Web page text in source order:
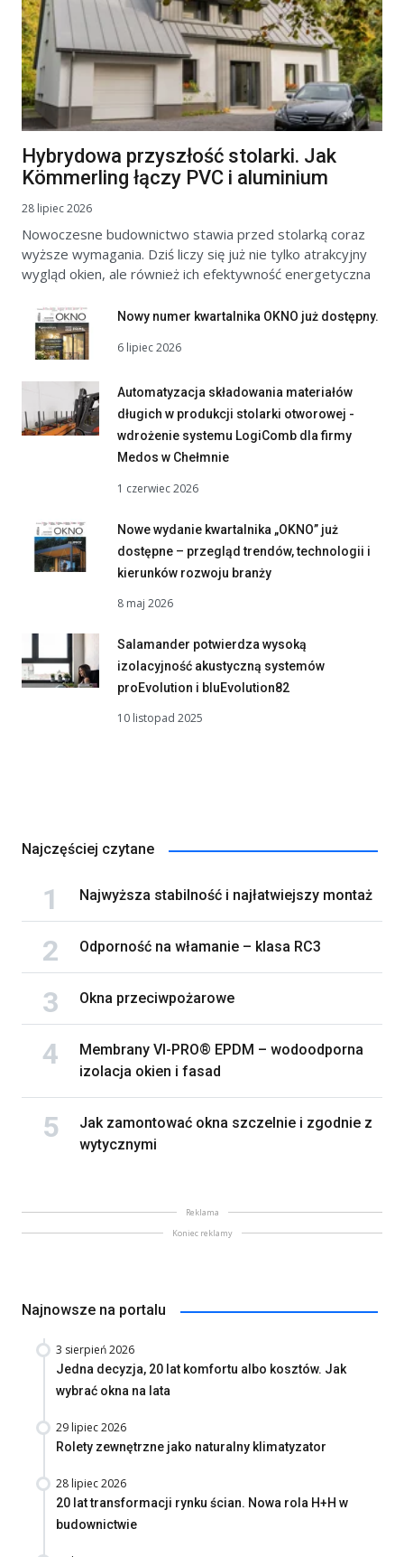
Hybrydowa przyszłość stolarki. Jak
Kömmerling łączy PVC i aluminium
28 lipiec 2026
Nowoczesne budownictwo stawia przed stolarką coraz
wyższe wymagania. Dziś liczy się już nie tylko atrakcyjny
wygląd okien, ale również ich efektywność energetyczna
Nowy numer kwartalnika OKNO już dostępny.
6 lipiec 2026
Automatyzacja składowania materiałów
długich w produkcji stolarki otworowej -
wdrożenie systemu LogiComb dla firmy
Medos w Chełmnie
1 czerwiec 2026
Nowe wydanie kwartalnika „OKNO” już
dostępne – przegląd trendów, technologii i
kierunków rozwoju branży
8 maj 2026
Salamander potwierdza wysoką
izolacyjność akustyczną systemów
proEvolution i bluEvolution82
10 listopad 2025
Najczęściej czytane
Najwyższa stabilność i najłatwiejszy montaż
Odporność na włamanie – klasa RC3
Okna przeciwpożarowe
Membrany VI-PRO® EPDM – wodoodporna
izolacja okien i fasad
Jak zamontować okna szczelnie i zgodnie z
wytycznymi
Reklama
Koniec reklamy
Najnowsze na portalu
3 sierpień 2026
Jedna decyzja, 20 lat komfortu albo kosztów. Jak
wybrać okna na lata
29 lipiec 2026
Rolety zewnętrzne jako naturalny klimatyzator
28 lipiec 2026
20 lat transformacji rynku ścian. Nowa rola H+H w
budownictwie